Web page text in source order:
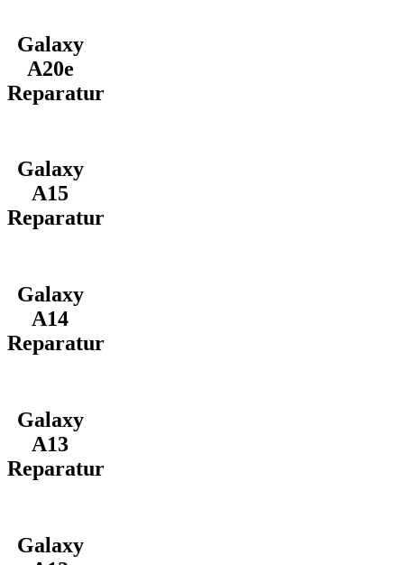
Galaxy
A20e
Reparatur
Galaxy
A15
Reparatur
Galaxy
A14
Reparatur
Galaxy
A13
Reparatur
Galaxy